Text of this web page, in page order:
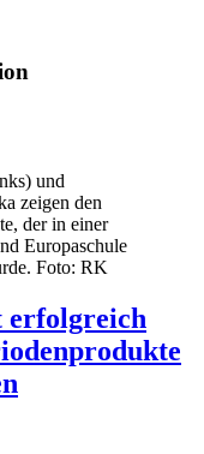
und
zeigen den
der in einer
Europaschule
Foto: RK
erfolgreich